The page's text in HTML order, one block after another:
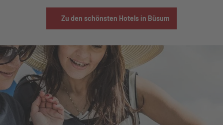
Gästeka
rte
Anreise
Mobilität
nordsee
mobil
hutzvers
icherun
g
Zu den schönsten Hotels in Büsum